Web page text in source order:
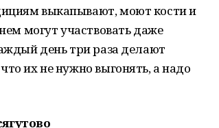
выкапывают, моют кости и
могут участвовать даже
день три раза делают
их не нужно выгонять, а надо